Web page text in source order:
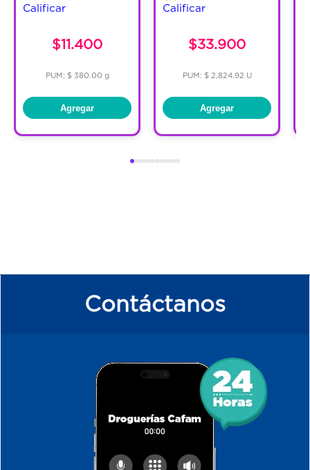
Calificar
$11.400
PUM: $ 380.00 g
Agregar
Calificar
$33.900
PUM: $ 2,824.92 U
Agregar
Contáctanos